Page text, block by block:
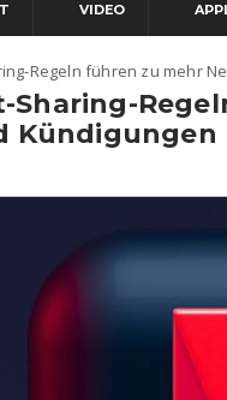
VIDEO
Regeln führen zu mehr
Sharing-
Kündigungen